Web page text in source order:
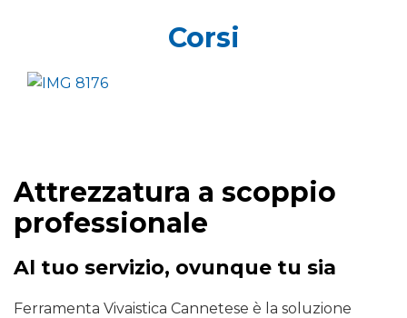
Corsi
Attrezzatura a scoppio
professionale
Al tuo servizio, ovunque tu sia
Ferramenta Vivaistica Cannetese è la soluzione